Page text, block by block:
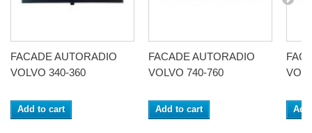
FACADE AUTORADIO
VOLVO 340-360
Add to cart
FACADE AUTORADIO
VOLVO 740-760
Add to cart